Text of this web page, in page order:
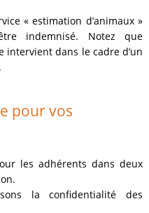
« estimation d’animaux »
indemnisé. Notez que
intervient dans le cadre d’un
pour vos
les adhérents dans deux
la confidentialité des